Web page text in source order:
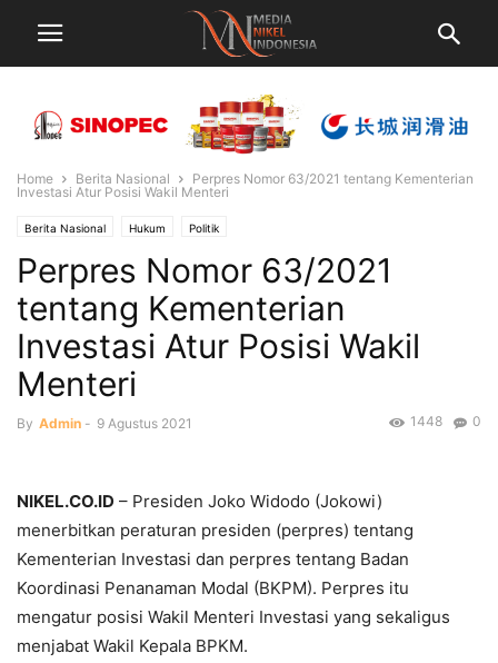
Home Berita Nasional
Perpres Nomor 63/2021 tentang Kementerian
Investasi Atur Posisi Wakil Menteri
Berita Nasional Hukum Politik
Perpres Nomor 63/2021
tentang Kementerian
Investasi Atur Posisi Wakil
Menteri
By Admin - 9 Agustus 2021 0
1448
NIKEL.CO.ID – Presiden Joko Widodo (Jokowi)
menerbitkan peraturan presiden (perpres) tentang
Kementerian Investasi dan perpres tentang Badan
Koordinasi Penanaman Modal (BKPM). Perpres itu
mengatur posisi Wakil Menteri Investasi yang sekaligus
menjabat Wakil Kepala BPKM.